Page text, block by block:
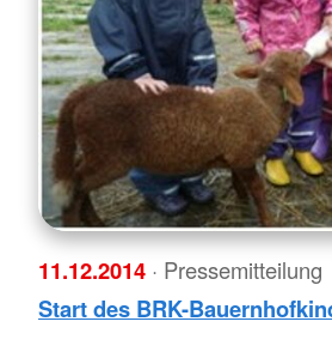
11.12.2014 · Pressemitteilung
Start des BRK-